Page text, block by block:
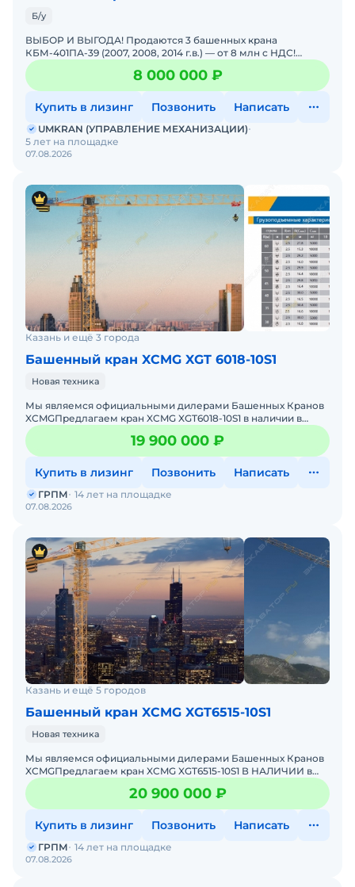
Б/у
ВЫБОР И ВЫГОДА! Продаются 3 башенных крана
КБМ-401ПА-39 (2007, 2008, 2014 г.в.) — от 8 млн с НДС!
СУПЕРПРЕДЛОЖЕНИЕ ДЛЯ СТРОЙКИ! Даём возможность
выбора и
8 000 000 ₽
Купить в лизинг Позвонить Написать
07.08.2026
UMKRAN (УПРАВЛЕНИЕ МЕХАНИЗАЦИИ)
5 лет на площадке
Казань и ещё 3 города
Башенный кран XCMG XGT 6018-10S1
Новая техника
Мы являемся официальными дилерами Башенных Кранов
XCMGПредлагаем кран XCMG XGT6018-10S1 в наличии в
России.Основные характеристики:грузоподъемность - 10
тонн;гр
19 900 000 ₽
Купить в лизинг Позвонить Написать
07.08.2026
ГРПМ 14 лет на площадке
Казань и ещё 5 городов
Башенный кран XCMG XGT6515-10S1
Новая техника
Мы являемся официальными дилерами Башенных Кранов
XCMGПредлагаем кран XCMG XGT6515-10S1 В НАЛИЧИИ в
России.Основные характеристики:грузоподъемность - 10
тонн;гр
20 900 000 ₽
Купить в лизинг Позвонить Написать
07.08.2026
ГРПМ 14 лет на площадке